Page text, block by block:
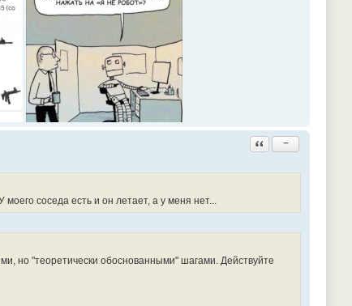
Ответить с цитатой
−
соседа есть и он летает, а у меня нет...
но "теоретически обоснованными" шагами. Действуйте